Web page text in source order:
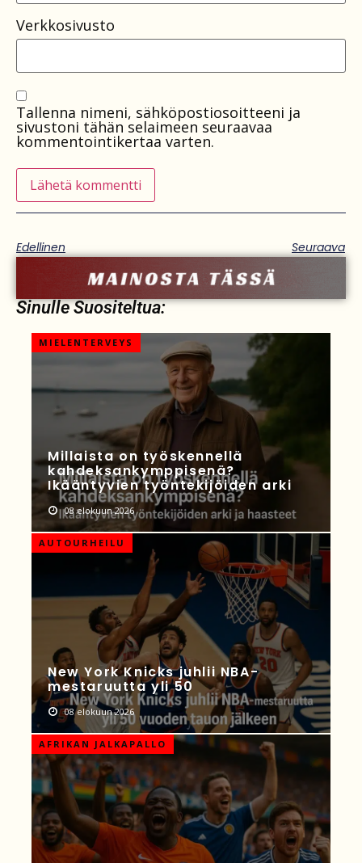
Verkkosivusto
Tallenna nimeni, sähköpostiosoitteeni ja
sivustoni tähän selaimeen seuraavaa
kommentointikertaa varten.
Edellinen Seuraava
Sinulle Suositeltua:
MIELENTERVEYS
Millaista on työskennellä
kahdeksankymppisenä?
Ikääntyvien työntekijöiden arki
08 elokuun 2026
AUTOURHEILU
New York Knicks juhlii NBA-
mestaruutta yli 50
08 elokuun 2026
AFRIKAN JALKAPALLO